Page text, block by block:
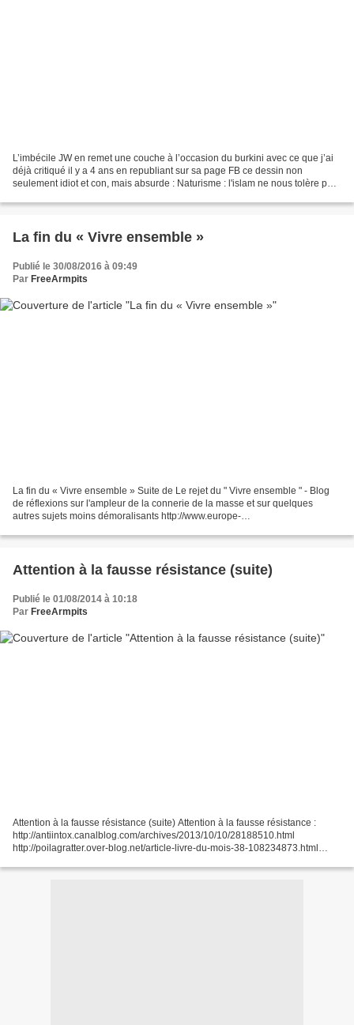
L’imbécile JW en remet une couche à l’occasion du burkini avec ce que j’ai
déjà critiqué il y a 4 ans en republiant sur sa page FB ce dessin non
seulement idiot et con, mais absurde : Naturisme : l'islam ne nous tolère pas
La fin du « Vivre ensemble »
Publié le 30/08/2016 à 09:49
Par FreeArmpits
La fin du « Vivre ensemble » Suite de Le rejet du " Vivre ensemble " - Blog
de réflexions sur l'ampleur de la connerie de la masse et sur quelques
autres sujets moins démoralisants http://www.europe-
bikinis/...
Attention à la fausse résistance (suite)
Publié le 01/08/2014 à 10:18
Par FreeArmpits
Attention à la fausse résistance (suite) Attention à la fausse résistance :
http://antiintox.canalblog.com/archives/2013/10/10/28188510.html
http://poilagratter.over-blog.net/article-livre-du-mois-38-108234873.html